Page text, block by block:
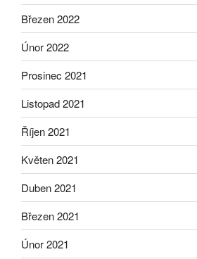
Březen 2022
Únor 2022
Prosinec 2021
Listopad 2021
Říjen 2021
Květen 2021
Duben 2021
Březen 2021
Únor 2021